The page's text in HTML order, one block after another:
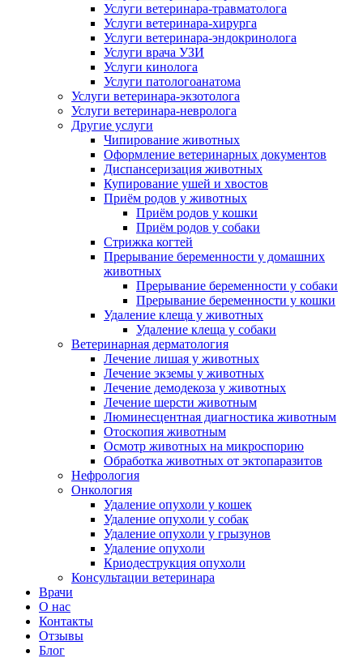
Услуги ветеринара-травматолога
Услуги ветеринара-хирурга
Услуги ветеринара-эндокринолога
Услуги врача УЗИ
Услуги кинолога
Услуги патологоанатома
Услуги ветеринара-экзотолога
Услуги ветеринара-невролога
Другие услуги
Чипирование животных
Оформление ветеринарных документов
Диспансеризация животных
Купирование ушей и хвостов
Приём родов у животных
Приём родов у кошки
Приём родов у собаки
Стрижка когтей
Прерывание беременности у домашних
животных
Прерывание беременности у собаки
Прерывание беременности у кошки
Удаление клеща у животных
Удаление клеща у собаки
Ветеринарная дерматология
Лечение лишая у животных
Лечение экземы у животных
Лечение демодекоза у животных
Лечение шерсти животным
Люминесцентная диагностика животным
Отоскопия животным
Осмотр животных на микроспорию
Обработка животных от эктопаразитов
Нефрология
Онкология
Удаление опухоли у кошек
Удаление опухоли у собак
Удаление опухоли у грызунов
Удаление опухоли
Криодеструкция опухоли
Консультации ветеринара
Врачи
О нас
Контакты
Отзывы
Блог